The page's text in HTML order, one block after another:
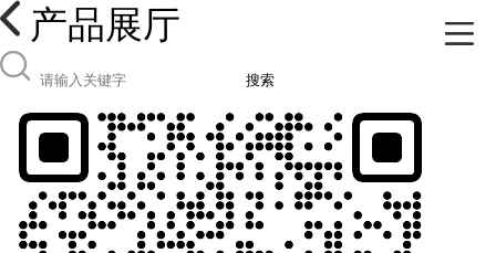
产品展厅
搜索